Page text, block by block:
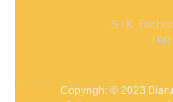
STK
Copyright © 2023